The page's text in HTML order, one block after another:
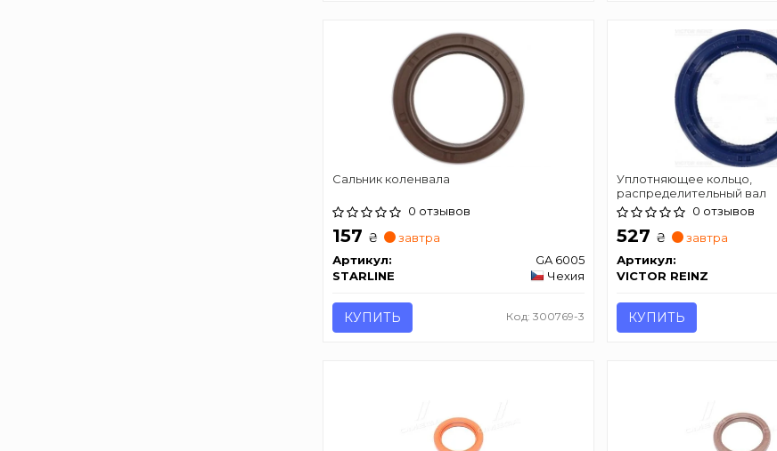
Сальник коленвала
0 отзывов
157 ₴
завтра
Артикул:
GA 6005
STARLINE
Чехия
КУПИТЬ Код: 300769-3
Уплотняющее кольцо,
распределительный вал
0 отзывов
527 ₴
завтра
Артикул:
VICTOR REINZ
КУПИТЬ